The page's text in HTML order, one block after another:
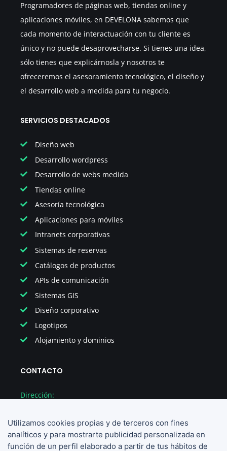
Programadores de páginas web, tiendas online y
aplicaciones móviles, en DEVELONA sabemos que
cada momento de interactuación con tu cliente es
único y no puede desaprovecharse. Si tienes una idea,
sólo tienes que explicárnosla y nosotros te
ofreceremos el asesoramiento tecnológico, el diseño y
el desarrollo web a medida para tu negocio.
SERVICIOS DESTACADOS
Diseño web
Desarrollo wordpress
Desarrollo de webs medida
Tiendas online
Asesoría tecnológica
Aplicaciones para móviles
Intranets corporativas
Sistemas de reservas
Catálogos de productos
APIs de comunicación
Sistemas GIS
Diseño corporativo
Logotipos
Alojamiento y dominios
CONTACTO
Dirección:
Teléfono:
(+34) 936 673 126
Utilizamos cookies propias y de terceros con fines
analíticos y para mostrarte publicidad personalizada en
función de un perfil elaborado a partir de tus hábitos de